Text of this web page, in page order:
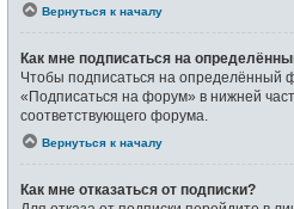
Вернуться к началу
Как мне подписаться на
Чтобы подписаться на определённый
«Подписаться на форум» в нижней
соответствующего форума.
Вернуться к началу
Как мне отказаться от подписки?